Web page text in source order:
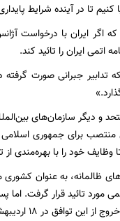
تا در آینده شرایط
اگر ایران با درخواست
اتمی ایران را تائید کند.
تدابیر جبرانی صورت
و دیگر سازمان‌های
این نکته که «در حال حاضر کلاً تعداد ۱۲۰
وظایف خود را با
سال ۱۳۹۴ با هدف لغو تحریم‌های
المللی انرژی اتمی مورد تائید
(۸ می ۲۰۱۸) بازگردانده شد.